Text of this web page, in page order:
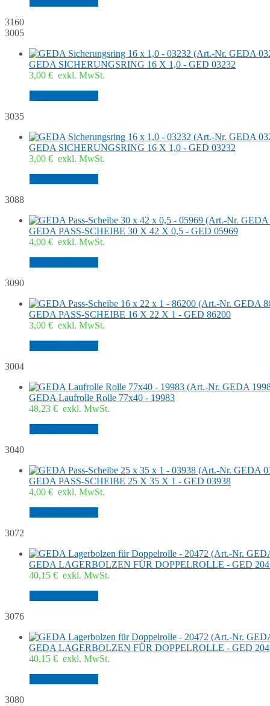
3160
3005
GEDA SICHERUNGSRING 16 X 1,0 - GED 03232
3,00 € exkl. MwSt.
3035
GEDA SICHERUNGSRING 16 X 1,0 - GED 03232
3,00 € exkl. MwSt.
3088
GEDA PASS-SCHEIBE 30 X 42 X 0,5 - GED 05969
4,00 € exkl. MwSt.
3090
GEDA PASS-SCHEIBE 16 X 22 X 1 - GED 86200
3,00 € exkl. MwSt.
3004
GEDA Laufrolle Rolle 77x40 - 19983
48,23 € exkl. MwSt.
3040
GEDA PASS-SCHEIBE 25 X 35 X 1 - GED 03938
4,00 € exkl. MwSt.
3072
GEDA LAGERBOLZEN FÜR DOPPELROLLE - GED
40,15 € exkl. MwSt.
3076
GEDA LAGERBOLZEN FÜR DOPPELROLLE - GED
40,15 € exkl. MwSt.
3080